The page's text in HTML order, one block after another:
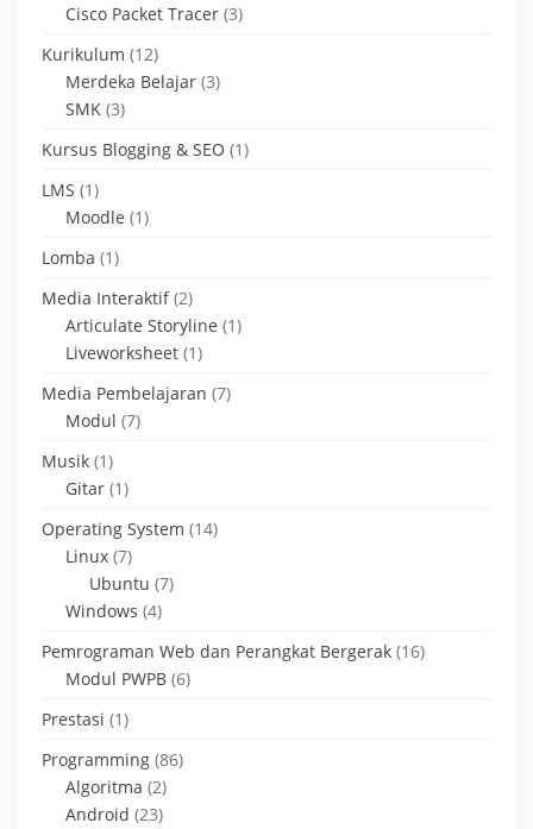
Cisco Packet Tracer (3)
Kurikulum (12)
Merdeka Belajar (3)
SMK (3)
Kursus Blogging & SEO (1)
LMS (1)
Moodle (1)
Lomba (1)
Media Interaktif(2)
Articulate Storyline (1)
Liveworksheet (1)
Media Pembelajaran (7)
Modul (7)
Musik (1)
Gitar (1)
Operating System (14)
Linux (7)
Ubuntu (7)
Windows (4)
Pemrograman Web dan Perangkat Bergerak (16)
Modul PWPB (6)
Prestasi (1)
Programming (86)
Algoritma (2)
Android (23)